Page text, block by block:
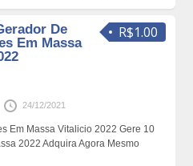
R$1.00
De
Em Massa
24/12/2021
Em Massa Vitalicio 2022 Gere 10
2022 Adquira Agora Mesmo